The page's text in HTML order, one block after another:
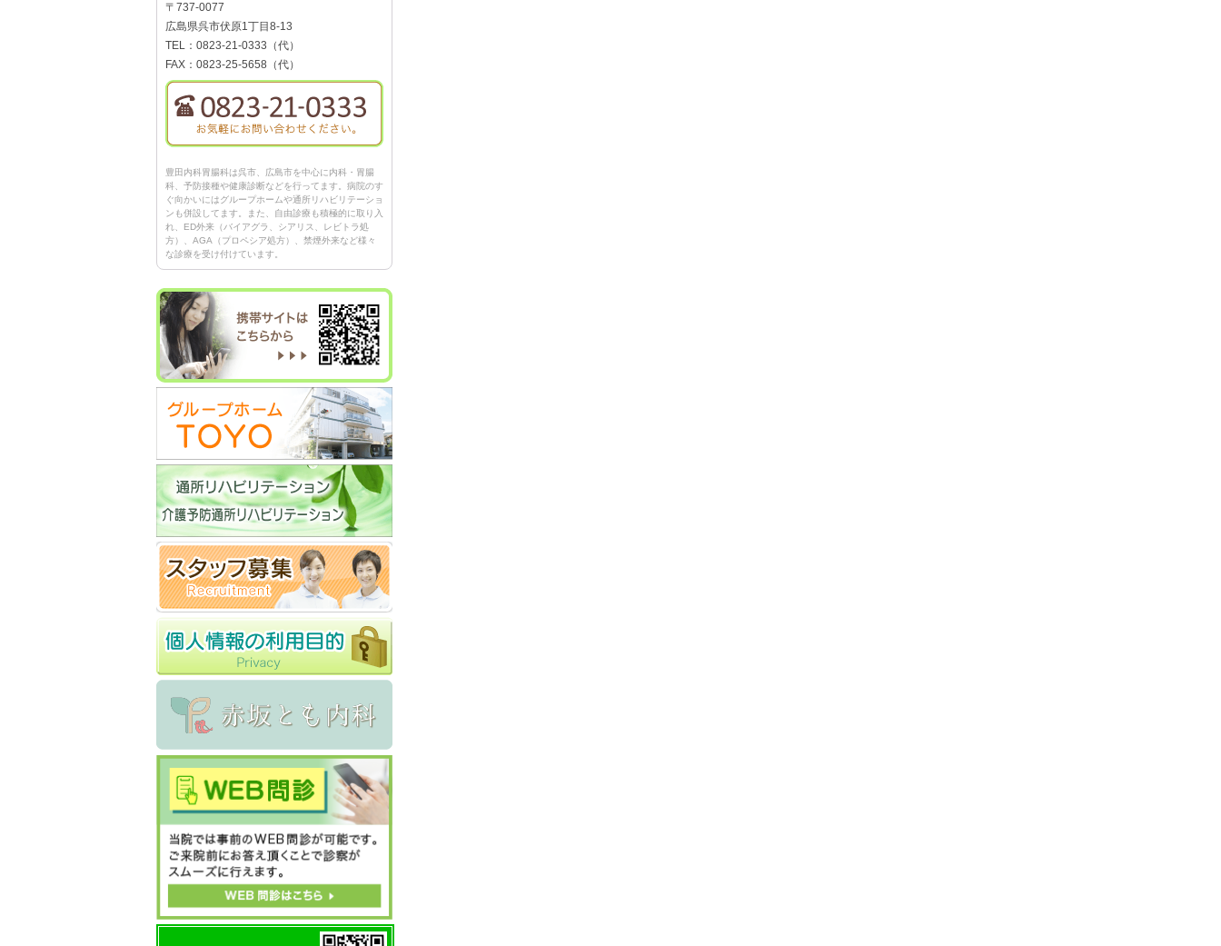
〒737-0077
広島県呉市伏原1丁目8-13
TEL：0823-21-0333（代）
FAX：0823-25-5658（代）
豊田内科胃腸科は呉市、広島市を中心に内科・胃腸
科、予防接種や健康診断などを行ってます。病院のす
ぐ向かいにはグループホームや通所リハビリテーショ
ンも併設してます。また、自由診療も積極的に取り入
れ、ED外来（バイアグラ、シアリス、レビトラ処
方）、AGA（プロペシア処方）、禁煙外来など様々
な診療を受け付けています。